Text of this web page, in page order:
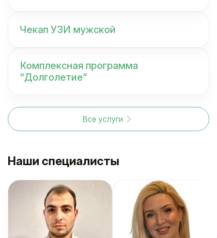
Чекап УЗИ мужской
Комплексная программа
“Долголетие”
Все услуги
Наши специалисты